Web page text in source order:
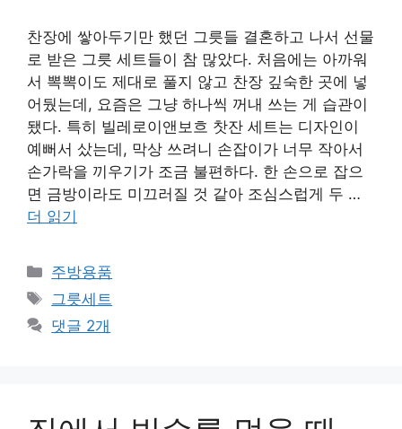
찬장에 쌓아두기만 했던 그릇들 결혼하고 나서 선물
로 받은 그릇 세트들이 참 많았다. 처음에는 아까워
서 뽁뽁이도 제대로 풀지 않고 찬장 깊숙한 곳에 넣
어뒀는데, 요즘은 그냥 하나씩 꺼내 쓰는 게 습관이
됐다. 특히 빌레로이앤보흐 찻잔 세트는 디자인이
예뻐서 샀는데, 막상 쓰려니 손잡이가 너무 작아서
손가락을 끼우기가 조금 불편하다. 한 손으로 잡으
면 금방이라도 미끄러질 것 같아 조심스럽게 두 …
더 읽기
카
테
리
주방용품
태
그
그릇세트
댓글 2개